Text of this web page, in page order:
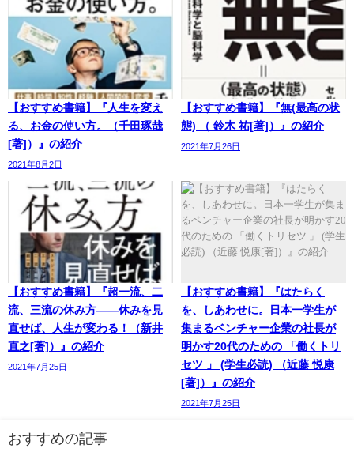
【おすすめ書籍】『人生を変え
る、お金の使い方。（千田琢哉
[著]）』の紹介
2021年8月2日
【おすすめ書籍】『無(最高の状
態) （ 鈴木 祐[著]）』の紹介
2021年7月26日
【おすすめ書籍】『超一流、二
流、三流の休み方――休みを見
直せば、人生が変わる！（新井
直之[著]）』の紹介
2021年7月25日
【おすすめ書籍】『はたらく
を、しあわせに。日本一学生が
集まるベンチャー企業の社長が
明かす20代のための 「働くトリ
セツ 」 (学生必読) （近藤 悦康
[著]）』の紹介
2021年7月25日
おすすめの記事